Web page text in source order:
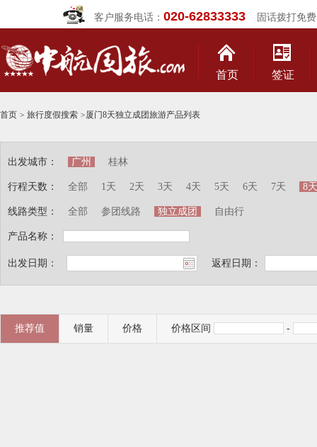
客户服务电话： 020-62833333固话拨打免费
首页 签证
首页 > 旅行度假搜索 >厦门8天独立成团旅游产品列表
出发城市：
行程天数：
线路类型：
产品名称：
广州 桂林
全部 1天 2天 3天 4天 5天 6天 7天 8天
全部 参团线路 独立成团 自由行
出发日期： 返程日期：
推荐值 销量 价格 价格区间 -